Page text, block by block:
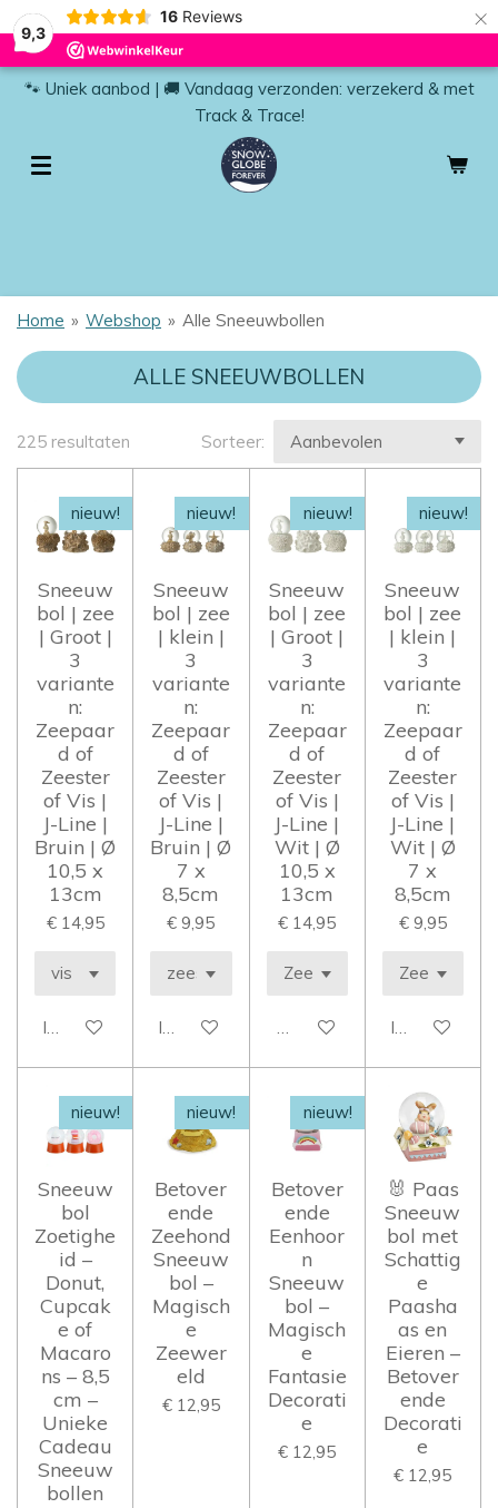
9,3
16 Reviews ×
🐾 Uniek aanbod | 🚚 Vandaag verzonden: verzekerd & met
Track & Trace!
Home » Webshop » Alle Sneeuwbollen
ALLE SNEEUWBOLLEN
225 resultaten Sorteer:
nieuw!
Sneeuw
bol | zee
| Groot |
3
variante
n:
Zeepaar
d of
Zeester
of Vis |
J-Line |
Bruin | Ø
10,5 x
13cm
€ 14,95
In winkelwagen
nieuw!
Sneeuw
bol | zee
| klein |
3
variante
n:
Zeepaar
d of
Zeester
of Vis |
J-Line |
Bruin | Ø
7 x
8,5cm
€ 9,95
In winkelwagen
nieuw!
Sneeuw
bol | zee
| Groot |
3
variante
n:
Zeepaar
d of
Zeester
of Vis |
J-Line |
Wit | Ø
10,5 x
13cm
€ 14,95
Houd mij op de hoogte
nieuw!
Sneeuw
bol | zee
| klein |
3
variante
n:
Zeepaar
d of
Zeester
of Vis |
J-Line |
Wit | Ø
7 x
8,5cm
€ 9,95
In
nieuw!
Sneeuw
bol
Zoetighe
id –
Donut,
Cupcak
e of
Macaro
ns – 8,5
cm –
Unieke
Cadeau
Sneeuw
bollen
nieuw!
Betover
ende
Zeehond
Sneeuw
bol –
Magisch
e
Zeewer
eld
€ 12,95
nieuw!
Betover
ende
Eenhoor
n
Sneeuw
bol –
Magisch
e
Fantasie
Decorati
e
€ 12,95
🐰 Paas
Sneeuw
bol met
Schattig
e
Paasha
as en
Eieren –
Betover
ende
Decorati
e
€ 12,95